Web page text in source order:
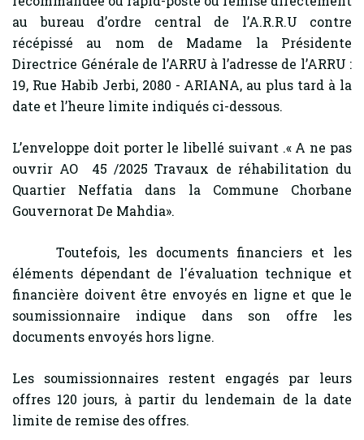
au bureau d’ordre central de l’A.R.R.U contre
récépissé au nom de Madame la Présidente
Directrice Générale de l’ARRU à l’adresse de l’ARRU :
19, Rue Habib Jerbi, 2080 - ARIANA, au plus tard à la
date et l’heure limite indiqués ci-dessous.
L’enveloppe doit porter le libellé suivant .« A ne pas
ouvrir AO 45 /2025 Travaux de réhabilitation du
Quartier Neffatia dans la Commune Chorbane
Gouvernorat De Mahdia».
Toutefois, les documents financiers et les
éléments dépendant de l'évaluation technique et
financière doivent être envoyés en ligne et que le
soumissionnaire indique dans son offre les
documents envoyés hors ligne.
Les soumissionnaires restent engagés par leurs
offres 120 jours, à partir du lendemain de la date
limite de remise des offres.